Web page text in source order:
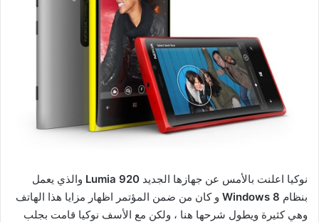
نوكيا اعلنت بالأمس عن جهازها الجديد Lumia 920 والذي يعمل
بنظام Windows 8 و كان من ضمن المؤتمر اظهار مزايا هذا الهاتف
وهي كثيرة ويطول شرحها هنا ، ولكن مع الأسف نوكيا قامت بجلب